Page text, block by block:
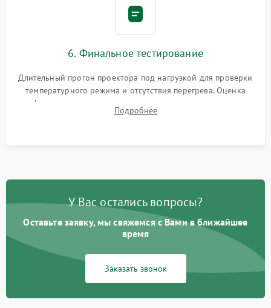
6. Финальное тестирование
Длительный прогон проектора под нагрузкой для проверки
температурного режима и отсутствия перегрева. Оценка
фокуса, контрастности и цветопередачи на тестовых
таблицах. Проверка работы всех видеовходов и кнопок
Подробнее
У Вас остались вопросы?
Оставьте заявку, мы свяжемся с Вами в ближайшее
время
Заказать звонок